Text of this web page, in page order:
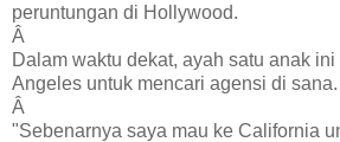
peruntungan di Hollywood.
Â
Dalam waktu dekat, ayah satu anak
Angeles untuk mencari agensi di sana.
Â
"Sebenarnya saya mau ke California